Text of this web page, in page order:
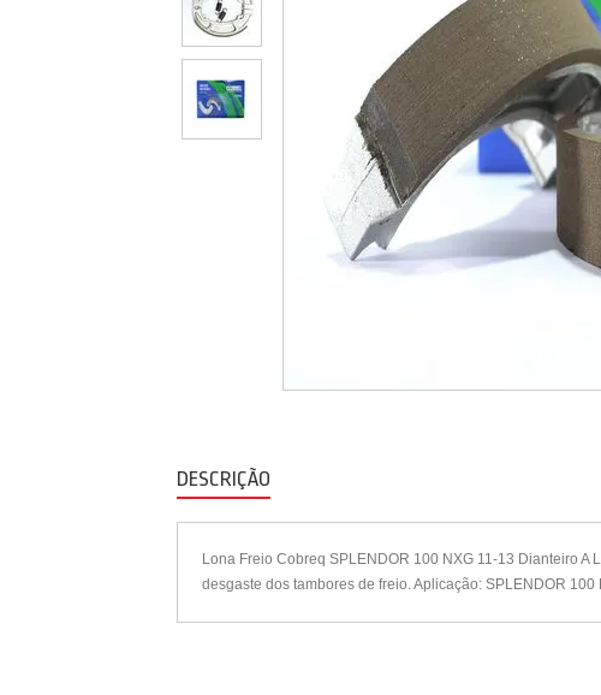
DESCRIÇÃO
Lona Freio Cobreq SPLENDOR 100 NXG 11-13 Dianteiro
desgaste dos tambores de freio. Aplicação: SPLENDOR